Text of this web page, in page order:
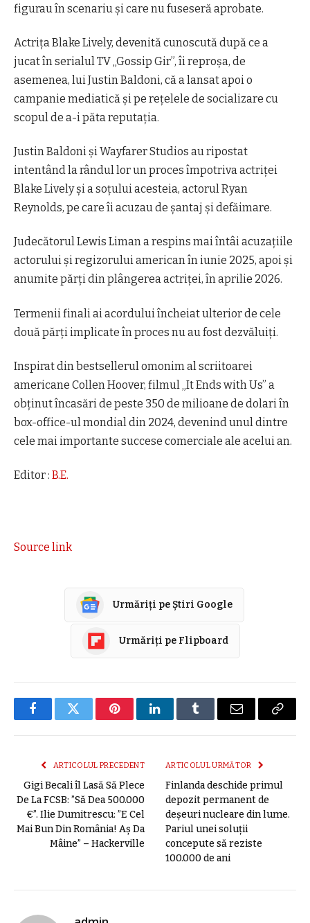
figurau în scenariu şi care nu fuseseră aprobate.
Actriţa Blake Lively, devenită cunoscută după ce a
jucat în serialul TV „Gossip Gir”, îi reproşa, de
asemenea, lui Justin Baldoni, că a lansat apoi o
campanie mediatică şi pe reţelele de socializare cu
scopul de a-i păta reputaţia.
Justin Baldoni şi Wayfarer Studios au ripostat
intentând la rândul lor un proces împotriva actriţei
Blake Lively şi a soţului acesteia, actorul Ryan
Reynolds, pe care îi acuzau de şantaj şi defăimare.
Judecătorul Lewis Liman a respins mai întâi acuzaţiile
actorului şi regizorului american în iunie 2025, apoi şi
anumite părţi din plângerea actriţei, în aprilie 2026.
Termenii finali ai acordului încheiat ulterior de cele
două părţi implicate în proces nu au fost dezvăluiţi.
Inspirat din bestsellerul omonim al scriitoarei
americane Collen Hoover, filmul „It Ends with Us” a
obţinut încasări de peste 350 de milioane de dolari în
box-office-ul mondial din 2024, devenind unul dintre
cele mai importante succese comerciale ale acelui an.
Editor : B.E.
Source link
Urmăriți pe Știri Google
Urmăriți pe Flipboard
FacebookTwitter PinterestLinkedInTumblr E-
ARTICOLUL PRECEDENT
Gigi Becali îl Lasă Să Plece
De La FCSB: ”Să Dea 500.000
€”. Ilie Dumitrescu: ”E Cel
Mai Bun Din România! Aș Da
Mâine” – Hackerville
ARTICOLUL URMĂTOR
Finlanda deschide primul
depozit permanent de
deșeuri nucleare din lume.
Pariul unei soluții
concepute să reziste
100.000 de ani